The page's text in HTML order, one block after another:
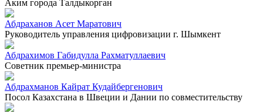
Аким города Талдыкорган
Абдраханов Асет Маратович
Руководитель управления цифровизации г. Шымкент
Абдрахимов Габидулла Рахматуллаевич
Советник премьер-министра
Абдрахманов Кайрат Кудайбергенович
Посол Казахстана в Швеции и Дании по совместительству